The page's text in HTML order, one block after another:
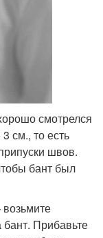
смотрелся
см., то есть
швов.
бант был
Прибавьте